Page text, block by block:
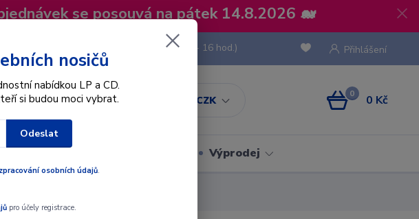
se posouvá na pátek 14.8.2026 🐋
CZK
Přihlášení
Hledat
(Po-Pá, 8 - 16 hod.)
0 0 Kč
Výprodej
nosičů
nabídkou LP a CD.
si budou moci vybrat.
Odeslat
osobních údajů.
pro účely registrace.